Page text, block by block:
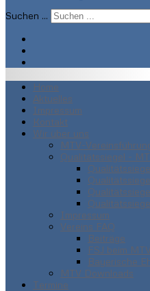
Suchen ...
Home
Aktuelles
Impressum
Kontakt
Wir über uns
MTV-
Qualitätssiegel -
Impressum
Vereins FAQ
Beiträge
FSJ beim
Bayerische
MTV Downloads
Termine